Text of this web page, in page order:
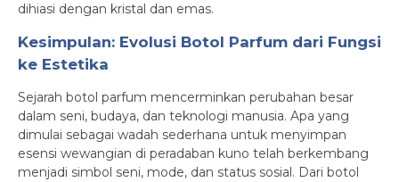
dihiasi dengan kristal dan emas.
Kesimpulan: Evolusi Botol Parfum dari Fungsi
ke Estetika
Sejarah botol parfum mencerminkan perubahan besar
dalam seni, budaya, dan teknologi manusia. Apa yang
dimulai sebagai wadah sederhana untuk menyimpan
esensi wewangian di peradaban kuno telah berkembang
menjadi simbol seni, mode, dan status sosial. Dari botol